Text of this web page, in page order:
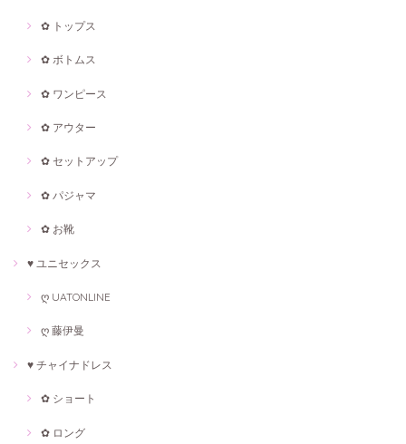
✿ トップス
✿ ボトムス
✿ ワンピース
✿ アウター
✿ セットアップ
✿ パジャマ
✿ お靴
♥ ユニセックス
ღ UATONLINE
ღ 藤伊曼
♥ チャイナドレス
✿ ショート
✿ ロング